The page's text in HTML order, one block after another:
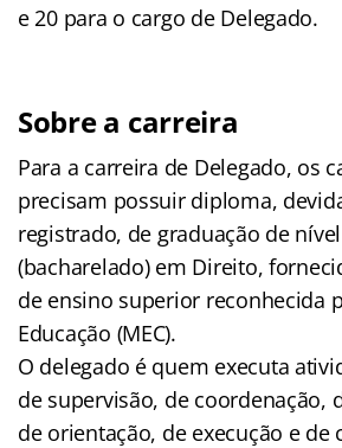
e 20 para o cargo de Delegado.
Sobre a carreira
Para a carreira de Delegado, os
precisam possuir diploma,
registrado, de graduação de
(bacharelado) em Direito,
de ensino superior reconhecida
Educação (MEC).
O delegado é quem executa
de supervisão, de coordenação,
de orientação, de execução e de